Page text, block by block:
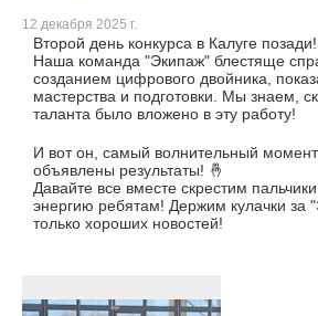
12 декабря 2025 г.
Второй день конкурса в Калуге позади!
Наша команда "Экипаж" блестяще
созданием цифрового двойника,
мастерства и подготовки. Мы знаем,
таланта было вложено в эту работу!
И вот он, самый волнительный
объявлены результаты! 🤞
Давайте все вместе скрестим
энергию ребятам! Держим кулачки за
только хороших новостей!